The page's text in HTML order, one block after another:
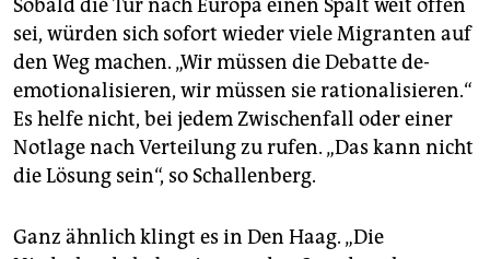
Sobald die Tür nach Europa einen Spalt weit offen
sei, würden sich sofort wieder viele Migranten auf
den Weg machen. „Wir müssen die Debatte de-
emotionalisieren, wir müssen sie rationalisieren.“
Es helfe nicht, bei jedem Zwischenfall oder einer
Notlage nach Verteilung zu rufen. „Das kann nicht
die Lösung sein“, so Schallenberg.
Ganz ähnlich klingt es in Den Haag. „Die